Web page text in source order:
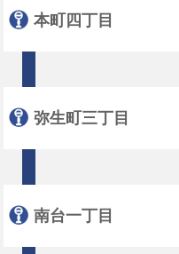
本町四丁目
弥生町三丁目
南台一丁目